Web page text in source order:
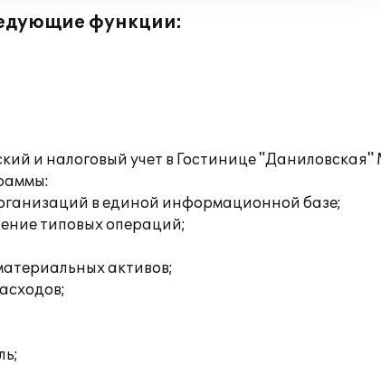
функции:
и налоговый учет в Гостинице
в единой информационной базе;
типовых операций;
активов;